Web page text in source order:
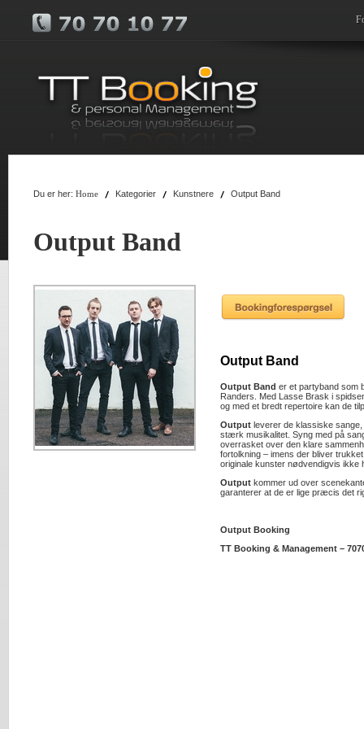
Du er her: Home Kategorier Kunstnere Output Band
Output Band
Output Band
Output Band er et partyband som
Randers. Med Lasse Brask i
og med et bredt repertoire kan de
Output leverer de klassiske
stærk musikalitet. Syng med på
overrasket over den klare
fortolkning – imens der bliver
originale kunster nødvendigvis ikke
Output kommer ud over
garanterer at de er lige præcis det
Output Booking
TT Booking & Management –